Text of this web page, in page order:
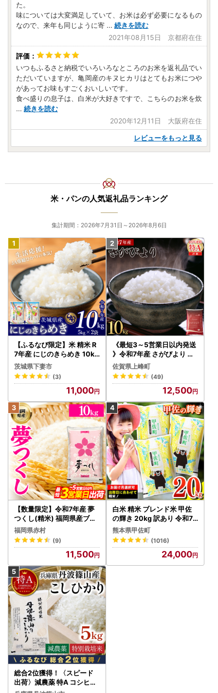
た。
味については大変満足していて、お米は必ず必要になるもの
なので、来年も同じように寄 ... 続きを読む
2021年08月15日 京都府在住
いつもふるさと納税でいろいろなところのお米を返礼品でい
ただいていますが、亀岡産のキヌヒカリはとてもお米につや
があってお味もすごくおいしいです。
食べ盛りの息子は、白米が大好きですで、こちらのお米を炊
... 続きを読む
2020年12月11日 大阪府在住
レビューをもっと見る
米・パンの人気返礼品ランキング
集計期間：2026年7月31日～2026年8月6日
【ふるなび限定】米 精米 R
7年産 にじのきらめき 10kg
10月 FN-Limited-PR
茨城県下妻市
(3)
11,000
《最短3～5営業日以内発送
》令和7年産 さがびより 佐
賀県産（精米）10kg
佐賀県上峰町
(49)
12,500
【数量限定】令和7年産 夢
つくし(精米) 福岡県産ブラ
ンド米 10kg (品番:3X11R7)
福岡県赤村
(9)
11,500
白米 精米 ブレンド米 甲佐
の輝き 20kg 訳あり 令和7
年産 【価格改定ZS】
熊本県甲佐町
(1016)
24,000
総合2位獲得！〈スピード
出荷〉減農薬 特A コシヒカ
リ 5kg 丹波篠山産 特別栽培